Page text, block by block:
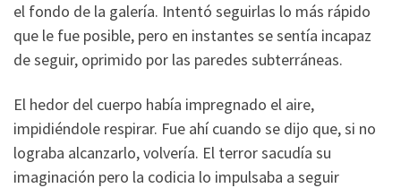
el fondo de la galería. Intentó seguirlas lo más rápido
que le fue posible, pero en instantes se sentía incapaz
de seguir, oprimido por las paredes subterráneas.
El hedor del cuerpo había impregnado el aire,
impidiéndole respirar. Fue ahí cuando se dijo que, si no
lograba alcanzarlo, volvería. El terror sacudía su
imaginación pero la codicia lo impulsaba a seguir